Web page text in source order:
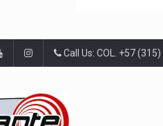
Call Us: COL. +57